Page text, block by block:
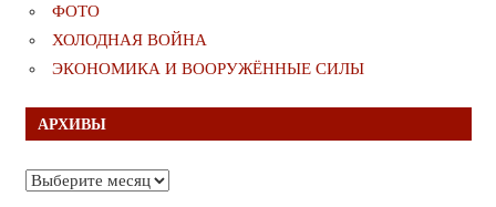
ФОТО
ХОЛОДНАЯ ВОЙНА
ЭКОНОМИКА И ВООРУЖЁННЫЕ СИЛЫ
АРХИВЫ
Архивы